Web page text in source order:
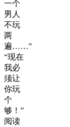
一个
男人
不玩
两
遍……”
“现在
我必
须让
你玩
个
够！”
阅读